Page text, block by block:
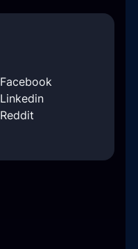
Facebook
Linkedin
Reddit